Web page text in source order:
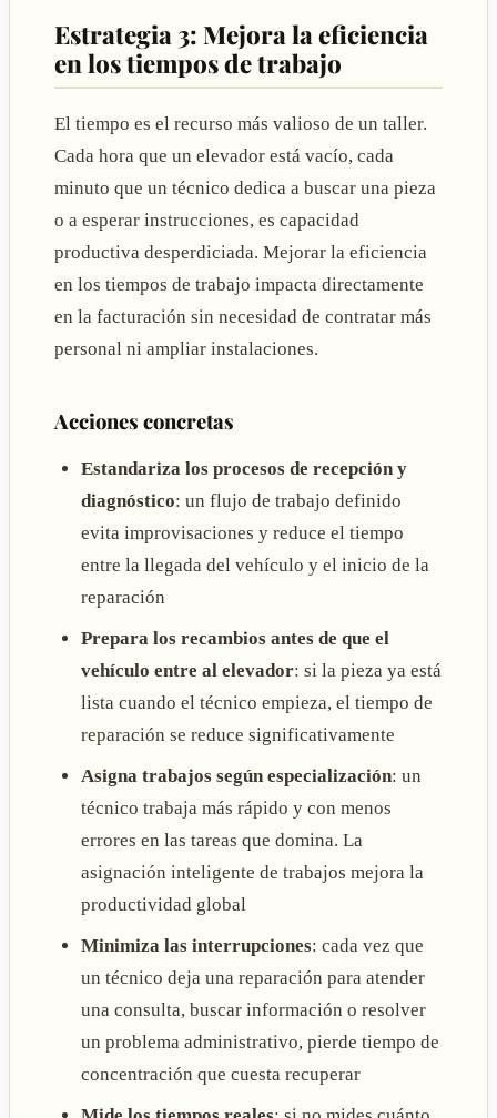
Estrategia 3: Mejora la eficiencia
en los tiempos de trabajo
El tiempo es el recurso más valioso de un taller.
Cada hora que un elevador está vacío, cada
minuto que un técnico dedica a buscar una pieza
o a esperar instrucciones, es capacidad
productiva desperdiciada. Mejorar la eficiencia
en los tiempos de trabajo impacta directamente
en la facturación sin necesidad de contratar más
personal ni ampliar instalaciones.
Acciones concretas
Estandariza los procesos de recepción y
diagnóstico: un flujo de trabajo definido
evita improvisaciones y reduce el tiempo
entre la llegada del vehículo y el inicio de la
reparación
Prepara los recambios antes de que el
vehículo entre al elevador: si la pieza ya está
lista cuando el técnico empieza, el tiempo de
reparación se reduce significativamente
Asigna trabajos según especialización: un
técnico trabaja más rápido y con menos
errores en las tareas que domina. La
asignación inteligente de trabajos mejora la
productividad global
Minimiza las interrupciones: cada vez que
un técnico deja una reparación para atender
una consulta, buscar información o resolver
un problema administrativo, pierde tiempo de
concentración que cuesta recuperar